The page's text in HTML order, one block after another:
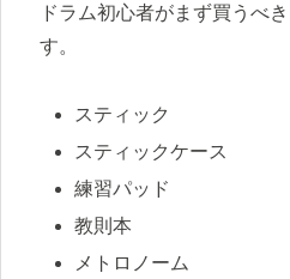
ドラム初心者がまず買うべ
す。
スティック
スティックケース
練習パッド
教則本
メトロノーム